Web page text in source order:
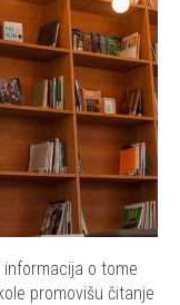
informacija o tome
promovišu čitanje